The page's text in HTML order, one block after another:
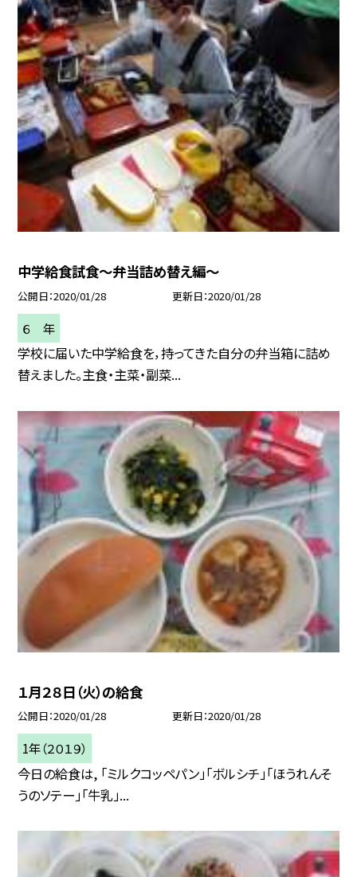
中学給食試食〜弁当詰め替え編〜
公開日 2020/01/28 更新日 2020/01/28
６ 年
学校に届いた中学給食を，持ってきた自分の弁当箱に詰め
替えました。主食・主菜・副菜...
１月２８日（火）の給食
公開日 2020/01/28 更新日 2020/01/28
1年（２０１９）
今日の給食は, 「ミルクコッペパン」「ボルシチ」「ほうれんそ
うのソテー」「牛乳」...